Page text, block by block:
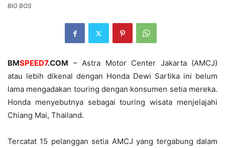
BIG BOS
BMSPEED7.COM – Astra Motor Center Jakarta (AMCJ)
atau lebih dikenal dengan Honda Dewi Sartika ini belum
lama mengadakan touring dengan konsumen setia mereka.
Honda menyebutnya sebagai touring wisata menjelajahi
Chiang Mai, Thailand.
Tercatat 15 pelanggan setia AMCJ yang tergabung dalam